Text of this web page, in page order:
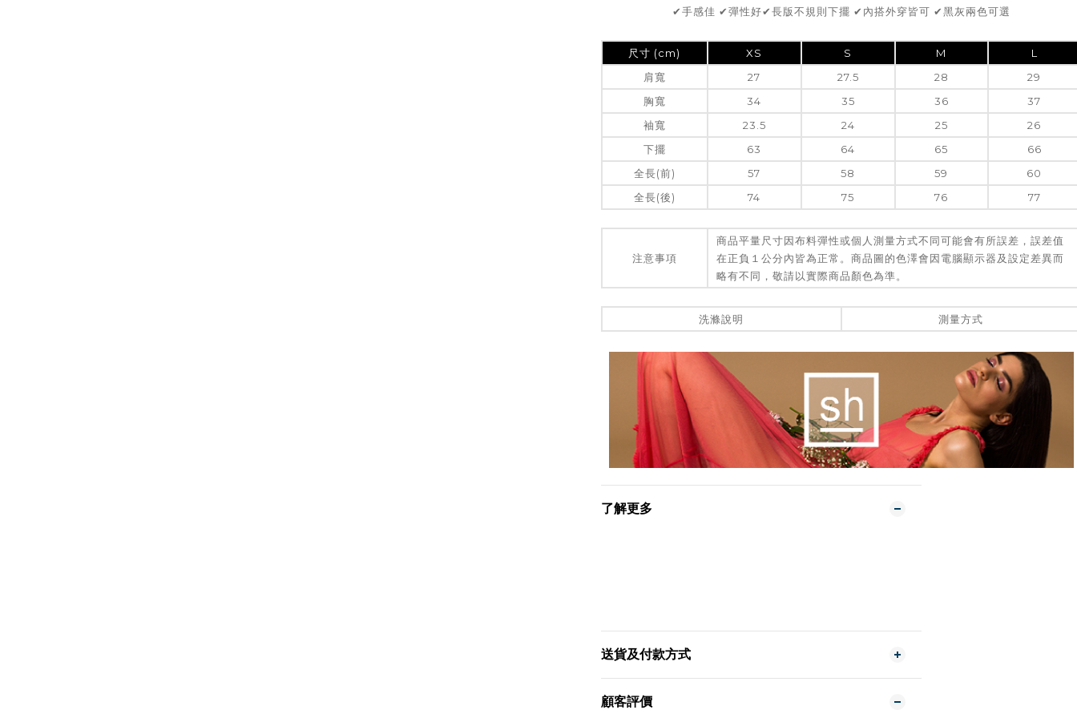
✔手感佳 ✔彈性好✔長版不規則下擺 ✔內搭外穿皆可 ✔黑灰兩色可選
尺寸 (cm) XS S M
L
肩寬
27 27.5 28
29
胸寬
34 35 36
37
袖寬
23.5 24 25
26
下擺
63 64 65
66
全長(前)
57 58 59
60
全長(後)
74 75 76 77
注意事項
商品平量尺寸因布料彈性或個人測量方式不同可能會有所誤差，誤差值
在正負１公分內皆為正常。商品圖的色澤會因電腦顯示器及設定差異而
略有不同，敬請以實際商品顏色為準。
洗滌說明 測量方式
了解更多
送貨及付款方式
顧客評價